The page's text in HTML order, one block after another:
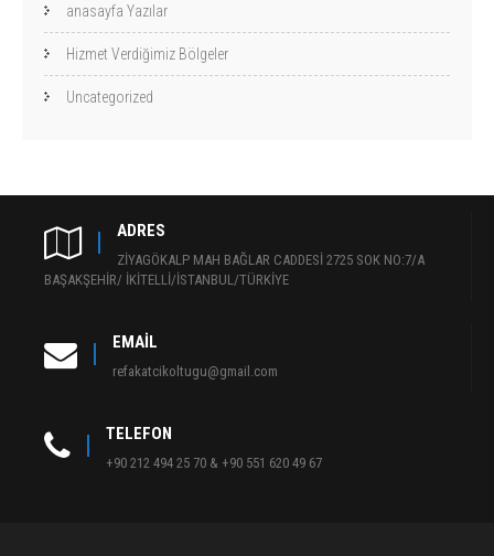
anasayfa Yazılar
Hizmet Verdiğimiz Bölgeler
Uncategorized
ADRES
ZİYAGÖKALP MAH BAĞLAR CADDESİ 2725 SOK NO:7/A
BAŞAKŞEHİR/ İKİTELLİ/İSTANBUL/TÜRKİYE
EMAIL
refakatcikoltugu@gmail.com
TELEFON
+90 212 494 25 70 & +90 551 620 49 67